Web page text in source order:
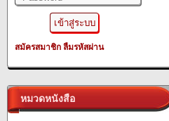
สมัครสมาชิก ลืมรหัสผ่าน
หมวดหนังสือ